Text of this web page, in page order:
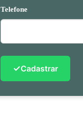
Telefone
✓Cadastrar